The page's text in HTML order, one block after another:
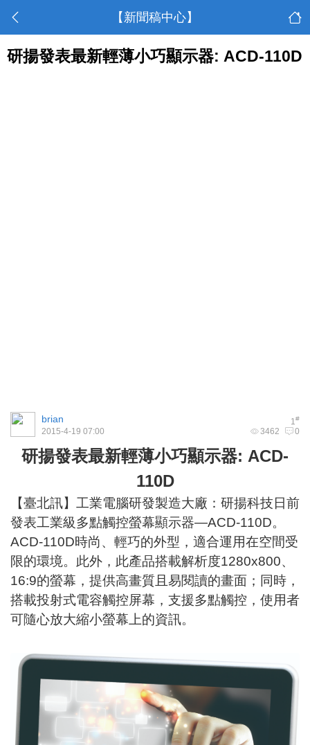
【新聞稿中心】
研揚發表最新輕薄小巧顯示器: ACD-110D
1#
brian
3462 0
2015-4-19 07:00
研揚發表最新輕薄小巧顯示器: ACD-
110D
【臺北訊】工業電腦研發製造大廠：研揚科技日前
發表工業級多點觸控螢幕顯示器—ACD-110D。
ACD-110D時尚、輕巧的外型，適合運用在空間受
限的環境。此外，此產品搭載解析度1280x800、
16:9的螢幕，提供高畫質且易閱讀的畫面；同時，
搭載投射式電容觸控屏幕，支援多點觸控，使用者
可隨心放大縮小螢幕上的資訊。